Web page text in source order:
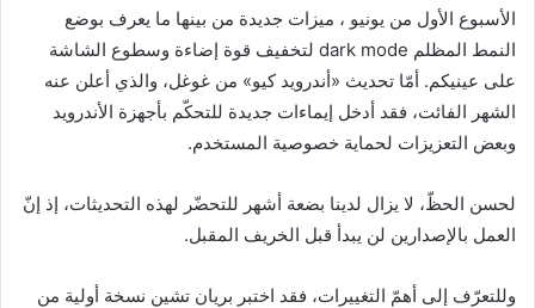
الأسبوع الأول من يونيو ، ميزات جديدة من بينها ما يعرف بوضع
النمط المظلم dark mode لتخفيف قوة إضاءة وسطوع الشاشة
على عينيكم. أمّا تحديث «أندرويد كيو» من غوغل، والذي أعلن عنه
الشهر الفائت، فقد أدخل إيماءات جديدة للتحكّم بأجهزة الأندرويد
وبعض التعزيزات لحماية خصوصية المستخدم.
لحسن الحظّ، لا يزال لدينا بضعة أشهر للتحضّر لهذه التحديثات، إذ إنّ
العمل بالإصدارين لن يبدأ قبل الخريف المقبل.
وللتعرّف إلى أهمّ التغييرات، فقد اختبر بريان تشين نسخة أولية من